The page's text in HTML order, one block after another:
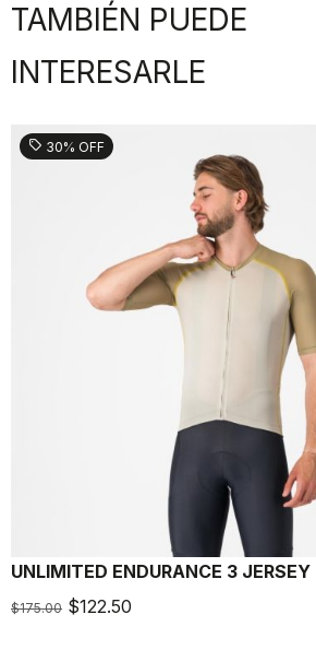
TAMBIÉN PUEDE
INTERESARLE
sell 30% OFF
UNLIMITED ENDURANCE 3 JERSEY
$175.00 $122.50